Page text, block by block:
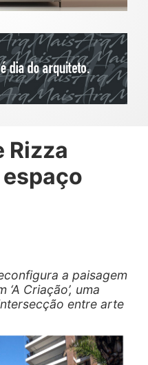
Rizza
a paisagem
Criação’, uma
entre arte